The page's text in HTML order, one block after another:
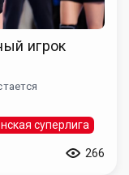
игрок
суперлига
266